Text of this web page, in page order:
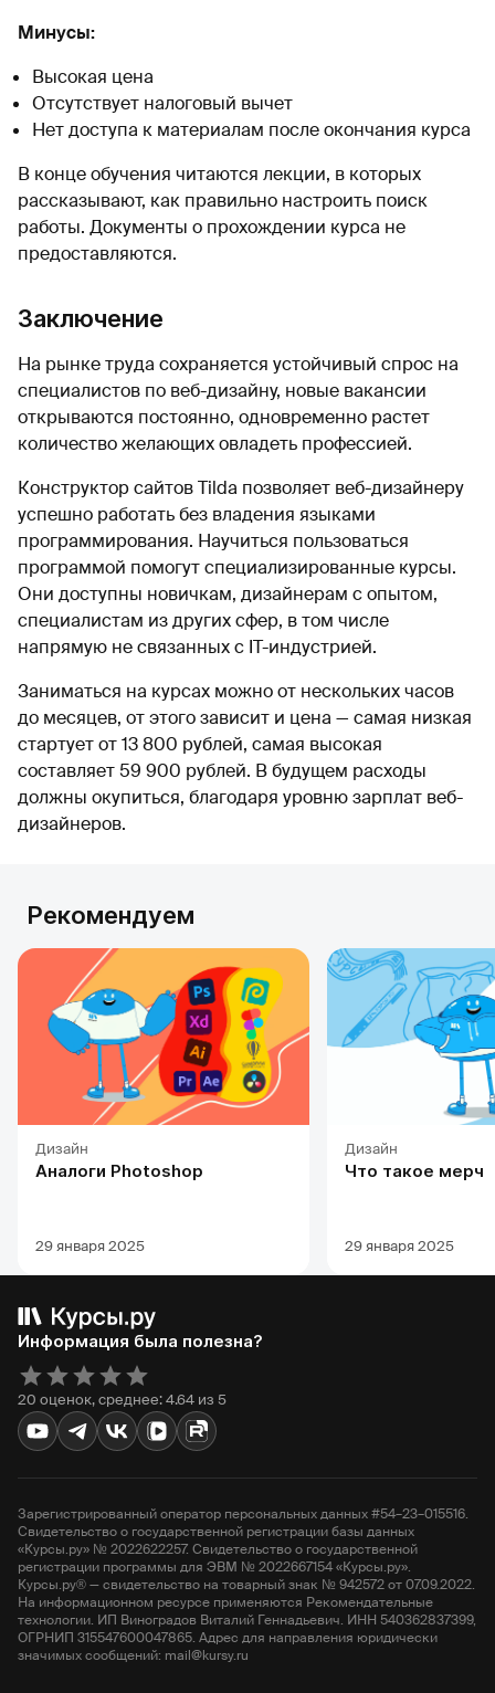
Минусы:
Высокая цена
Отсутствует налоговый вычет
Нет доступа к материалам после окончания курса
В конце обучения читаются лекции, в которых
рассказывают, как правильно настроить поиск
работы. Документы о прохождении курса не
предоставляются.
Заключение
На рынке труда сохраняется устойчивый спрос на
специалистов по веб-дизайну, новые вакансии
открываются постоянно, одновременно растет
количество желающих овладеть профессией.
Конструктор сайтов Tilda позволяет веб-дизайнеру
успешно работать без владения языками
программирования. Научиться пользоваться
программой помогут специализированные курсы.
Они доступны новичкам, дизайнерам с опытом,
специалистам из других сфер, в том числе
напрямую не связанных с IT-индустрией.
Заниматься на курсах можно от нескольких часов
до месяцев, от этого зависит и цена — самая низкая
стартует от 13 800 рублей, самая высокая
составляет 59 900 рублей. В будущем расходы
должны окупиться, благодаря уровню зарплат веб-
дизайнеров.
Рекомендуем
Дизайн
Аналоги Photoshop
29 января 2025
Дизайн
Что такое мерч
29 января 2025
Информация была полезна?
20 оценок, среднее: 4.64 из 5
Зарегистрированный оператор персональных данных #54–23–015516.
Свидетельство о государственной регистрации базы данных
«Курсы.ру» № 2022622257. Свидетельство о государственной
регистрации программы для ЭВМ № 2022667154 «Курсы.ру».
Курсы.ру® — свидетельство на товарный знак № 942572 от 07.09.2022.
На информационном ресурсе применяются Рекомендательные
технологии. ИП Виноградов Виталий Геннадьевич. ИНН 540362837399,
ОГРНИП 315547600047865. Адрес для направления юридически
значимых сообщений: mail@kursy.ru